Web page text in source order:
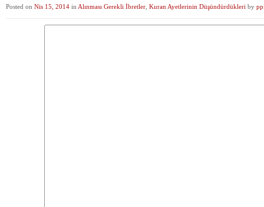
Posted on Nis 15, 2014 in Alınması Gerekli İbretler Kuran Ayetlerinin Düşündürdükleri by